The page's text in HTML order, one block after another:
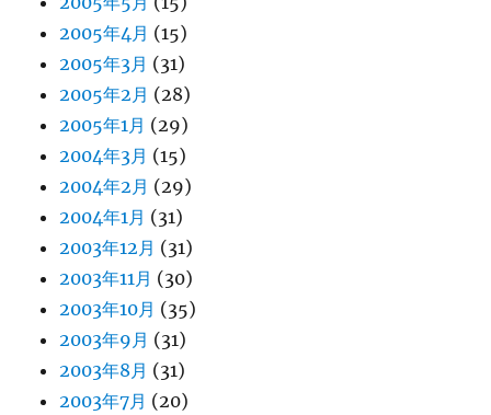
2005年4月 (15)
2005年3月 (31)
2005年2月 (28)
2005年1月 (29)
2004年3月 (15)
2004年2月 (29)
2004年1月 (31)
2003年12月 (31)
2003年11月 (30)
2003年10月 (35)
2003年9月 (31)
2003年8月 (31)
2003年7月 (20)